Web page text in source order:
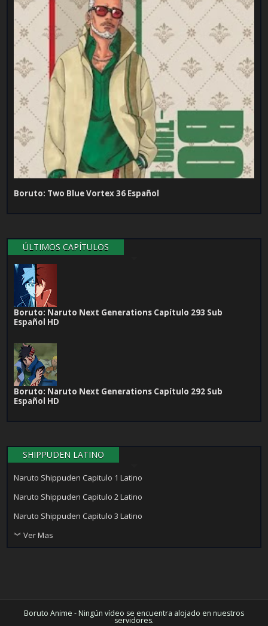
Boruto: Two Blue Vortex 36 Español
ÚLTIMOS CAPÍTULOS
Boruto: Naruto Next Generations Capítulo 293 Sub
Español HD
Boruto: Naruto Next Generations Capítulo 292 Sub
Español HD
SHIPPUDEN LATINO
Naruto Shippuden Capitulo 1 Latino
Naruto Shippuden Capitulo 2 Latino
Naruto Shippuden Capitulo 3 Latino
︾ Ver Mas
Boruto Anime - Ningún vídeo se encuentra alojado en nuestros
servidores.